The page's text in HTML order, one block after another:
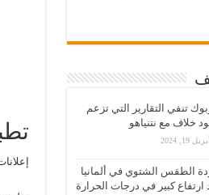
تنفي التقارير التي تزعم
خلاف مع نتنياهو
أبريل 19, 2024
الطقس الشتوي في ألمانيا
ارتفاع كبير في درجات الحرارة